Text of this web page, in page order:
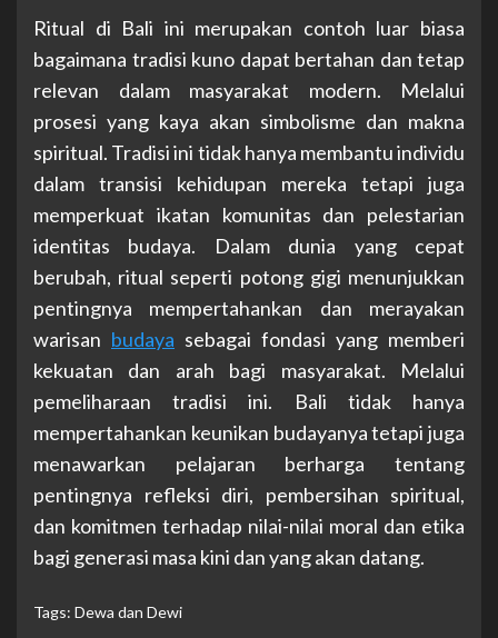
Ritual di Bali ini merupakan contoh luar biasa
bagaimana tradisi kuno dapat bertahan dan tetap
relevan dalam masyarakat modern. Melalui
prosesi yang kaya akan simbolisme dan makna
spiritual. Tradisi ini tidak hanya membantu individu
dalam transisi kehidupan mereka tetapi juga
memperkuat ikatan komunitas dan pelestarian
identitas budaya. Dalam dunia yang cepat
berubah, ritual seperti potong gigi menunjukkan
pentingnya mempertahankan dan merayakan
warisan budaya sebagai fondasi yang memberi
kekuatan dan arah bagi masyarakat. Melalui
pemeliharaan tradisi ini. Bali tidak hanya
mempertahankan keunikan budayanya tetapi juga
menawarkan pelajaran berharga tentang
pentingnya refleksi diri, pembersihan spiritual,
dan komitmen terhadap nilai-nilai moral dan etika
bagi generasi masa kini dan yang akan datang.
Tags: Dewa dan Dewi